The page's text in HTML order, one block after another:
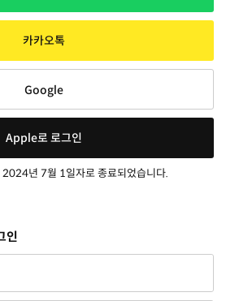
카카오톡
Google
Apple로 로그인
2024년 7월 1일자로 종료되었습니다.
인